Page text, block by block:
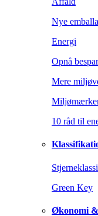
Nye
Energi
Opnå
Mere
10 råd til
Green Key
Økonomi